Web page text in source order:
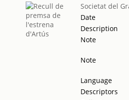
Societat del
Date
Description
Note
Note
Language
Descriptors